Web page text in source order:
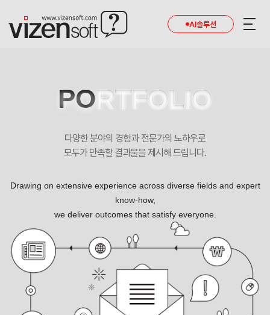
AI솔루션
PORTFOLIO
다양한 분야의 경험과 전문가의 노하우로
모두가 만족할 결과물을 제시해 드립니다.
Drawing on extensive experience across diverse fields and expert
know-how,
we deliver outcomes that satisfy everyone.